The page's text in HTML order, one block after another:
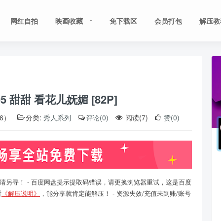
网红自拍 映画收藏 免下载区 会员打包 解压
甜甜 看花儿妩媚 [82P]
分类: 秀人系列 评论(0) 阅读(7) 赞(0)
另寻！ - 百度网盘提示提取码错误，请更换浏览器重试，这是百度
《解压说明》 ，能分享就肯定能解压！ - 资源失效/充值未到账/账号